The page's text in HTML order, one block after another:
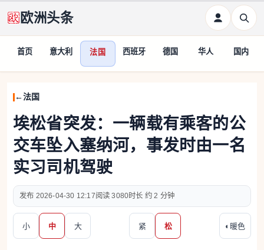
欧洲头条
首页 意大利 法国 西班牙 德国 华人 国内
法国
埃松省突发：一辆载有乘客的公
交车坠入塞纳河，事发时由一名
实习司机驾驶
2026-04-30 12:17 3080 约 2 分钟
小 中 大 紧 松 ◐ 暖色